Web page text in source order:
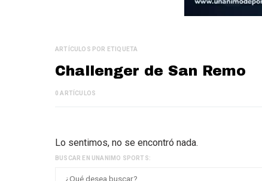
ARTÍCULOS POR ETIQUETA
Challenger de San Remo
0 ARTÍCULOS
Lo sentimos, no se encontró nada.
BUSCAR EN UNANIMO SPORTS: